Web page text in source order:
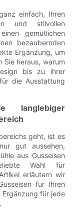
einfach, Ihren
und stilvollen
gemütlichen
bezaubernden
Ergänzung, um
Sie heraus, warum
bis zu ihrer
die Ausstattung
langlebiger
geht, ist es
gut aussehen,
aus Gusseisen
Wahl für
erläutern wir
für Ihren
für jede